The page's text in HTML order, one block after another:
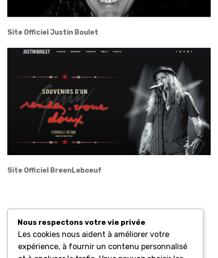
Site Officiel Justin Boulet
Site Officiel BreenLeboeuf
Site Frappe dedans la Vie
Boutique Frappe dedans la Vie
Nous respectons votre vie privée
Les cookies nous aident à améliorer votre
expérience, à fournir un contenu personnalisé